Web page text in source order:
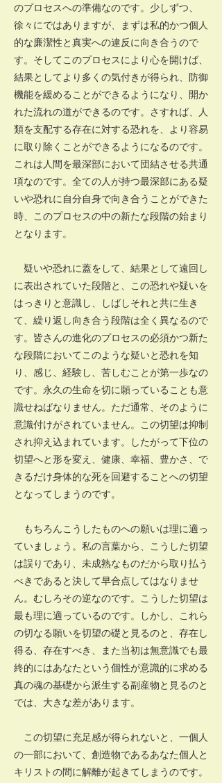
のプロセスへの準備なのです。少しずつ、
徐々にではありますが、まずは私的かつ個人
的な廉潔性と真実への違反に向き合うので
す。そしてこのプロセスにより心を開けば、
結果としてより多くの気付きが得られ、防御
機能を緩めることができるようになり、開か
れた流れの道ができるのです。さすれば、人
類を支配する存在に対する恐れを、より容易
に取り除くことができるようになるのです。
これは人間を最深部において団結させる共通
項なのです。全ての人が持つ最深部にある疑
いや恐れに自分自身で向き合うことができた
時、このプロセスの中の新たな段階の始まり
となります。
疑いや恐れに蓋をして、結果として遠回し
に表出されていた段階と、この恐れや疑いを
はっきりと意識し、しばしそれと共に生き
て、繰り返し向き合う段階は全く異なるので
す。皆さんの進化のプロセスの必須かつ新た
な段階においてこのような疑いと恐れを知
り、感じ、経験し、苦しむことが第一歩なの
です。永久の生命を切に願っていることも意
識せねばなりません。ただ通常、そのように
意識付けがされていません。この切望は抑制
され抑え込まれています。したがって下位の
切望へと形を変え、健康、幸福、豊かさ、で
きるだけ身体的な死を回避することへの切望
となってしまうのです。
もちろんこうしたものへの願いは理に適っ
ていましょう。私の言葉から、こうした切望
は誤りであり、未成熟なものだから取り払う
べきであると決して早合点してはなりませ
ん。むしろその逆なのです。こうした切望は
最も理に適っているのです。しかし、これら
の切なる願いを切望の礎と見るのと、存在し
得る、存在すべき、また当初は無意識でも最
終的にはあなたという個性が意識的に求める
真の魂の基礎から派生する副産物と見るのと
では、大きな差があります。
この切望に充足感が得られないと、一個人
の一部において、創造物であるあなた個人と
キリストの間に解離が起きてしまうのです。